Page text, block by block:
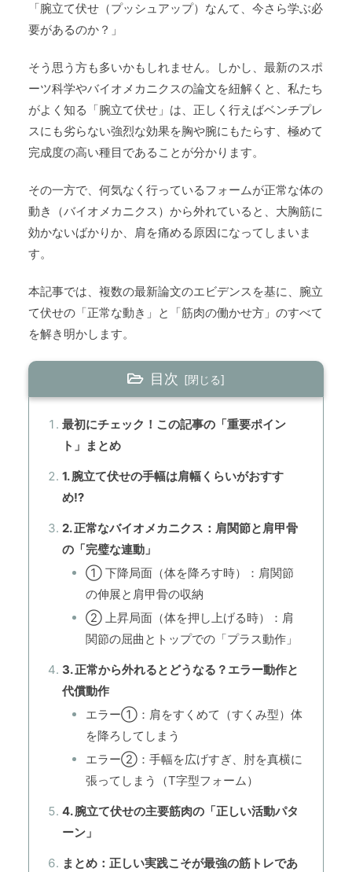
「腕立て伏せ（プッシュアップ）なんて、今さら学ぶ必
要があるのか？」
そう思う方も多いかもしれません。しかし、最新のスポ
ーツ科学やバイオメカニクスの論文を紐解くと、私たち
がよく知る「腕立て伏せ」は、正しく行えばベンチプレ
スにも劣らない強烈な効果を胸や腕にもたらす、極めて
完成度の高い種目であることが分かります。
その一方で、何気なく行っているフォームが正常な体の
動き（バイオメカニクス）から外れていると、大胸筋に
効かないばかりか、肩を痛める原因になってしまいま
す。
本記事では、複数の最新論文のエビデンスを基に、腕立
て伏せの「正常な動き」と「筋肉の働かせ方」のすべて
を解き明かします。
目次
最初にチェック！この記事の「重要ポイン
ト」まとめ
1. 腕立て伏せの手幅は肩幅くらいがおすす
め⁉
2. 正常なバイオメカニクス：肩関節と肩甲骨
の「完璧な連動」
① 下降局面（体を降ろす時）：肩関節
の伸展と肩甲骨の収納
② 上昇局面（体を押し上げる時）：肩
関節の屈曲とトップでの「プラス動作」
3. 正常から外れるとどうなる？エラー動作と
代償動作
エラー①：肩をすくめて（すくみ型）体
を降ろしてしまう
エラー②：手幅を広げすぎ、肘を真横に
張ってしまう（T字型フォーム）
4. 腕立て伏せの主要筋肉の「正しい活動パタ
ーン」
まとめ：正しい実践こそが最強の筋トレであ